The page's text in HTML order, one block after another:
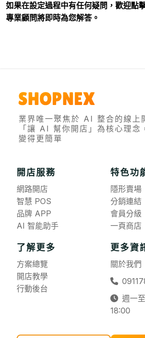
如果在設定過程中有任何疑問，歡迎點
專業顧問將即時為您解答。
業界唯一聚焦於 AI 整合的線上
「讓 AI 幫你開店」為核心理念
變得更簡單
開店服務
網路開店
智慧 POS
品牌 APP
AI 智能助手
特色功
隱形賣場
分銷連結
會員分級
一頁商店
了解更多
方案總覽
開店教學
行動後台
更多資
關於我們
週一
18:00